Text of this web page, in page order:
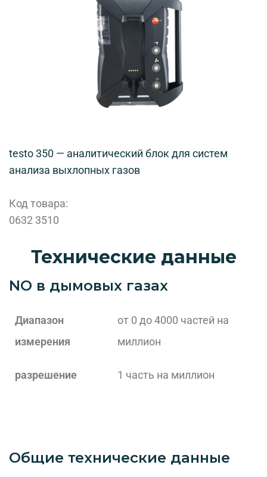
testo 350 — аналитический блок для систем
анализа выхлопных газов
Код товара:
0632 3510
Технические данные
NO в дымовых газах
Диапазон
измерения
от 0 до 4000 частей на
миллион
разрешение 1 часть на миллион
Общие технические данные